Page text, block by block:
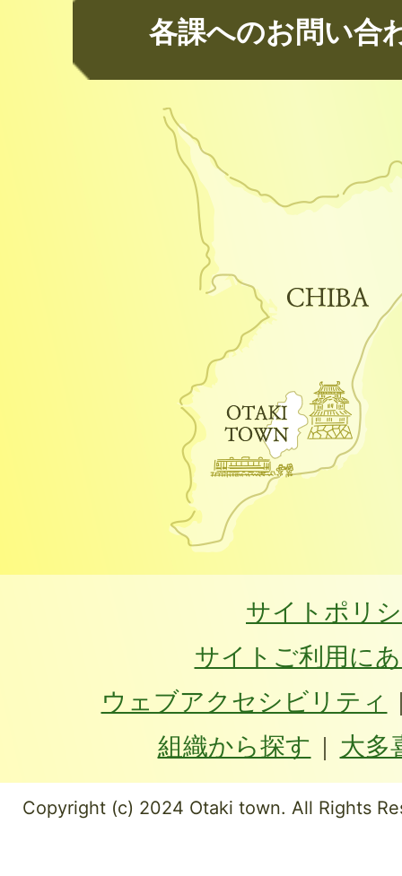
各課へのお問い合
サイトポリ
サイトご利用に
ウェブアクセシビリティ
組織から探す
大多
Copyright (c) 2024 Otaki town. All Rights